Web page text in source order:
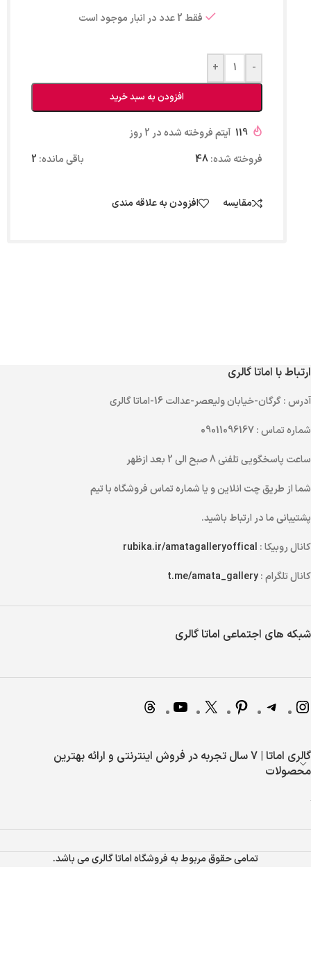
فقط 2 عدد در انبار موجود است
-
+
افزودن به سبد خرید
119 آیتم فروخته شده در 2 روز
فروخته شده:48 باقی مانده: 2
مقایسه افزودن به علاقه مندی
ارتباط با اماتا گالری
آدرس: گرگان-خیابان ولیعصر-عدالت 16-اماتا گالری
شماره تماس: 09011096167
ساعت پاسخگویی تلفنی
شما از طریقچت انلاینو یاشماره تماسفروشگاه با تیم
پشتیبانی ما در ارتباط باشید.
کانال روبیکا : rubika.ir/amatagalleryoffical
کانال تلگرام :t.me/amata_gallery
شبکه های اجتماعی اماتا گالری
گالری اماتا | 7 سال تجربه در فروش اینترنتی و ارائه بهترین
محصولات
تمامی حقوق مربوط به فروشگاه اماتا گالری می باشد.